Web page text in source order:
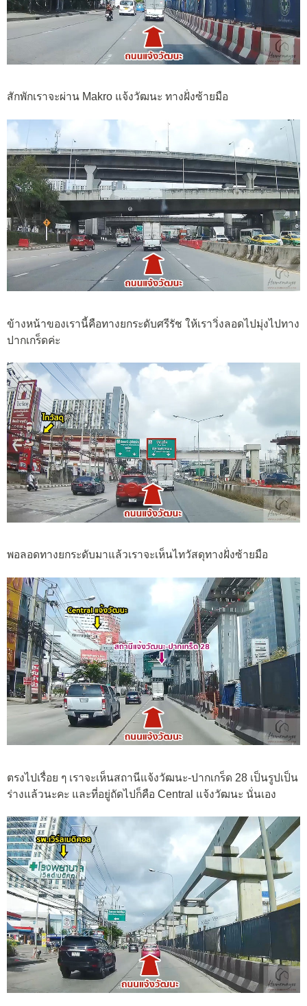
สักพักเราจะผ่าน Makro แจ้งวัฒนะ ทางฝั่งซ้ายมือ
ข้างหน้าของเรานี้คือทางยกระดับศรีรัช ให้เราวิ่งลอดไปมุ่งไปทาง
ปากเกร็ดค่ะ
พอลอดทางยกระดับมาแล้วเราจะเห็นไทวัสดุทางฝั่งซ้ายมือ
ตรงไปเรื่อย ๆ เราจะเห็นสถานีแจ้งวัฒนะ-ปากเกร็ด 28 เป็นรูปเป็น
ร่างแล้วนะคะ และที่อยู่ถัดไปก็คือ Central แจ้งวัฒนะ นั่นเอง